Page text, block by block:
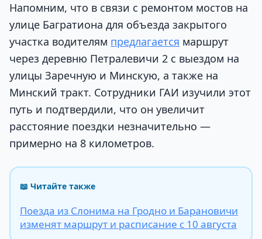
Напомним, что в связи с ремонтом мостов на
улице Багратиона для объезда закрытого
участка водителям предлагается маршрут
через деревню Петралевичи 2 с выездом на
улицы Заречную и Минскую, а также на
Минский тракт. Сотрудники ГАИ изучили этот
путь и подтвердили, что он увеличит
расстояние поездки незначительно —
примерно на 8 километров.
📖 Читайте также
Поезда из Слонима на Гродно и Барановичи
изменят маршрут и расписание с 10 августа